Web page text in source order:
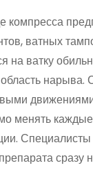
компресса
ватных
на ватку
нарыва.
менять
сразу